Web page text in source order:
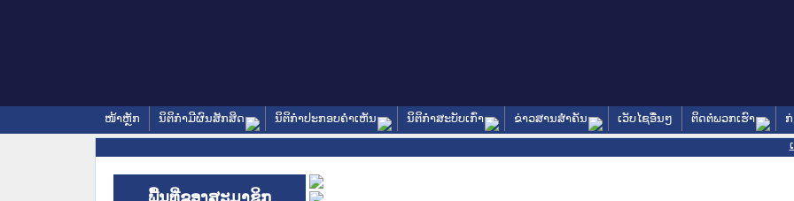
ໜ້າຫຼັກ ນິຕິກໍາມີຜົນສັກສິດ ນິຕິກໍາປະກອບຄໍາເຫັນ ນິຕິກໍາສະບັບເກົ່າ ຂ່າວສານສໍາຄັນ ເວັບໄຊອື່ນໆ ຕິດຕໍ່ພວກເຮົາ
ພື້ນທີ່ຂອງສະມາຊິກ